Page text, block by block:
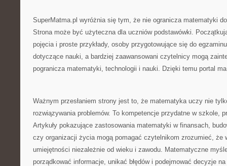
SuperMatma.pl wyróżnia się tym, że nie ogranicza matematyki
Strona może być użyteczna dla uczniów podstawówki.
pojęcia i proste przykłady, osoby przygotowujące się do
dotyczące nauki, a bardziej zaawansowani czytelnicy mogą
pogranicza matematyki, technologii i nauki. Dzięki temu portal
Ważnym przesłaniem strony jest to, że matematyka uczy nie
rozwiązywania problemów. To kompetencje przydatne w szkole,
Artykuły pokazujące zastosowania matematyki w finansach,
czy organizacji życia mogą pomagać czytelnikom zrozumieć, że
umiejętności niezależnie od wieku i zawodu. Matematyczne
porządkować informacje, unikać błędów i podejmować decyzje